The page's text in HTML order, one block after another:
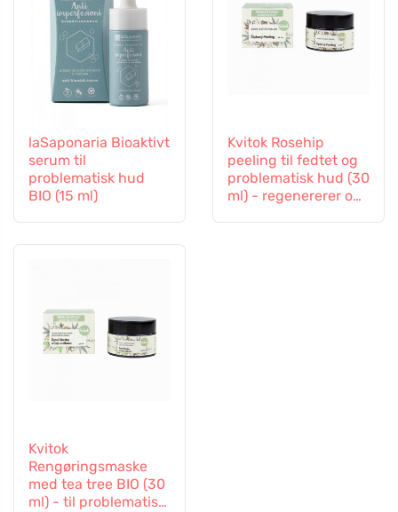
laSaponaria Bioaktivt
serum til
problematisk hud
BIO (15 ml)
Kvitok Rosehip
peeling til fedtet og
problematisk hud (30
ml) - regenererer og
Kvitok
Rengøringsmaske
med tea tree BIO (30
ml) - til problematisk